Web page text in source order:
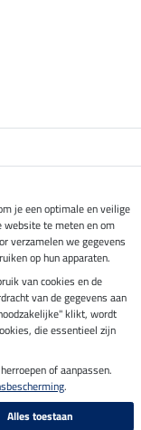
uur
je een optimale en veilige
website te meten en om
verzamelen we gegevens
op hun apparaten.
van cookies en de
van de gegevens aan
klikt, wordt
die essentieel zijn
of aanpassen.
.
Alles toestaan